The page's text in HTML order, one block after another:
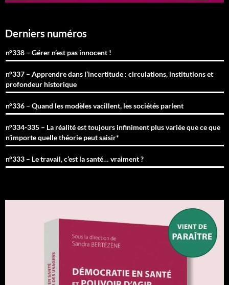
Derniers numéros
n°338 – Gérer n’est pas innocent !
n°337 – Apprendre dans l’incertitude : circulations, institutions et
profondeur historique
n°336 – Quand les modèles vacillent, les sociétés parlent
n°334-335 – La réalité est toujours infiniment plus variée que ce que
n’importe quelle théorie peut saisir*
n°333 – Le travail, c’est la santé… vraiment ?